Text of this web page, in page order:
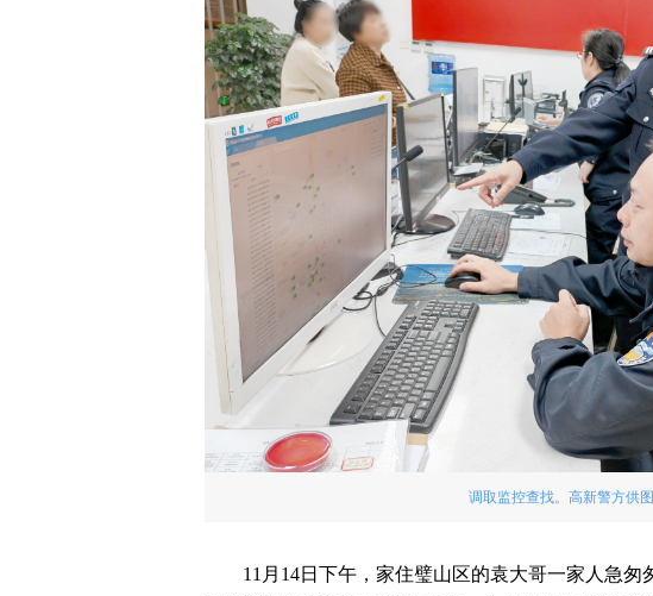
调取监控查找。高新警方供
11月14日下午，家住璧山区的袁大哥一家人急